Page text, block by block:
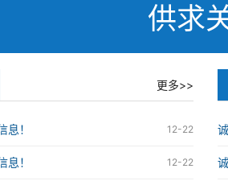
供求
更多>>
12-22
！
12-22
！